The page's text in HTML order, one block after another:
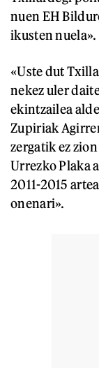
nuen EH
ikusten nuela».
«Uste dut
nekez uler
ekintzailea
Zupiriak
zergatik ez
Urrezko Plaka
2011-2015
onenari».